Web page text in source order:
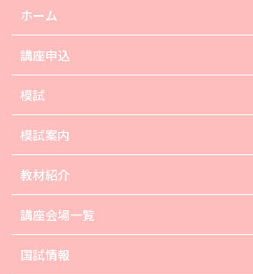
ホーム
講座申込
模試
模試案内
教材紹介
講座会場一覧
国試情報